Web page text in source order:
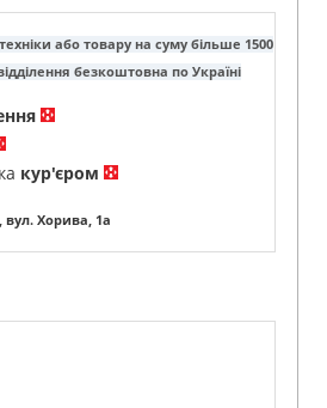
або товару на суму більше 1500
безкоштовна по Україні
кур'єром
вул. Хорива, 1а